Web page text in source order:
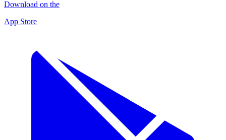
Download on the
App Store